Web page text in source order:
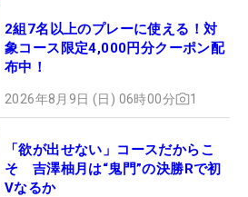
2組7名以上のプレーに使える！対
象コース限定4,000円分クーポン配
布中！
2026年8月9日 (日) 06時00分 1
「欲が出せない」コースだからこ
そ 吉澤柚月は“鬼門”の決勝Rで初
Vなるか